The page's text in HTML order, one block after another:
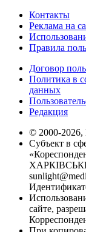
Контакты
Реклама на
Правила
Договор
Политика в
данных
Редакция
© 2000-2026,
Субъект в
ХАРКІВСЬКЕ
сайте,